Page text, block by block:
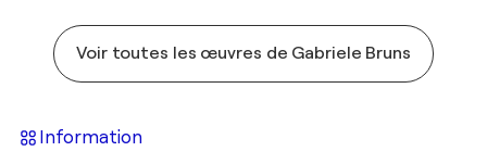
Voir toutes les œuvres de Gabriele Bruns
Information